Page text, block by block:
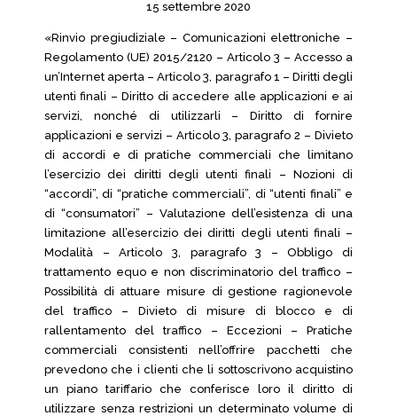
15 settembre 2020
«Rinvio pregiudiziale – Comunicazioni elettroniche –
Regolamento (UE) 2015/2120 – Articolo 3 – Accesso a
un’Internet aperta – Articolo 3, paragrafo 1 – Diritti degli
utenti finali – Diritto di accedere alle applicazioni e ai
servizi, nonché di utilizzarli – Diritto di fornire
applicazioni e servizi – Articolo 3, paragrafo 2 – Divieto
di accordi e di pratiche commerciali che limitano
l’esercizio dei diritti degli utenti finali – Nozioni di
“accordi”, di “pratiche commerciali”, di “utenti finali” e
di “consumatori” – Valutazione dell’esistenza di una
limitazione all’esercizio dei diritti degli utenti finali –
Modalità – Articolo 3, paragrafo 3 – Obbligo di
trattamento equo e non discriminatorio del traffico –
Possibilità di attuare misure di gestione ragionevole
del traffico – Divieto di misure di blocco e di
rallentamento del traffico – Eccezioni – Pratiche
commerciali consistenti nell’offrire pacchetti che
prevedono che i clienti che li sottoscrivono acquistino
un piano tariffario che conferisce loro il diritto di
utilizzare senza restrizioni un determinato volume di